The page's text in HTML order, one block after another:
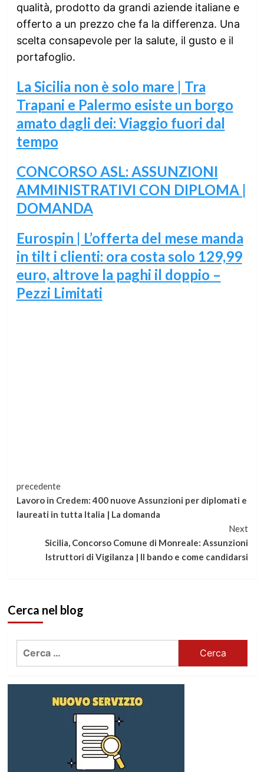
qualità, prodotto da grandi aziende italiane e
offerto a un prezzo che fa la differenza. Una
scelta consapevole per la salute, il gusto e il
portafoglio.
La Sicilia non è solo mare | Tra
Trapani e Palermo esiste un borgo
amato dagli dei: Viaggio fuori dal
tempo
CONCORSO ASL: ASSUNZIONI
AMMINISTRATIVI CON DIPLOMA |
DOMANDA
Eurospin | L’offerta del mese manda
in tilt i clienti: ora costa solo 129,99
euro, altrove la paghi il doppio –
Pezzi Limitati
Continua
a
leggere
precedente
Lavoro in Credem: 400 nuove Assunzioni per diplomati e
laureati in tutta Italia | La domanda
Next
Sicilia, Concorso Comune di Monreale: Assunzioni
Istruttori di Vigilanza | Il bando e come candidarsi
Cerca nel blog